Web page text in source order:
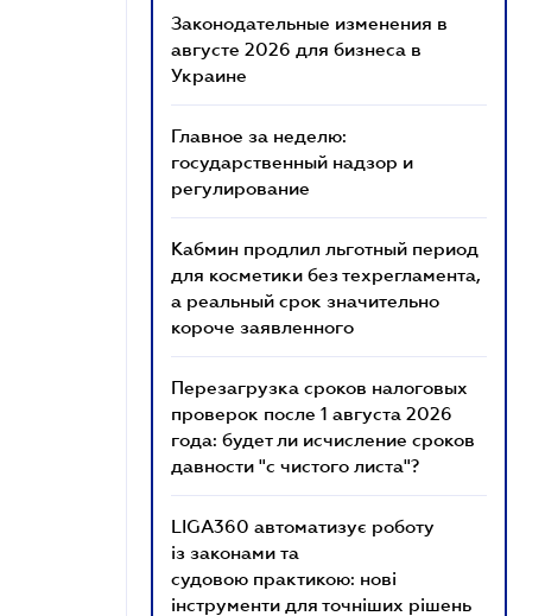
Законодательные изменения в
августе 2026 для бизнеса в
Украине
Главное за неделю:
государственный надзор и
регулирование
Кабмин продлил льготный период
для косметики без техрегламента,
а реальный срок значительно
короче заявленного
Перезагрузка сроков налоговых
проверок после 1 августа 2026
года: будет ли исчисление сроков
давности "с чистого листа"?
LIGA360 автоматизує роботу
із законами та
судовою практикою: нові
інструменти для точніших рішень